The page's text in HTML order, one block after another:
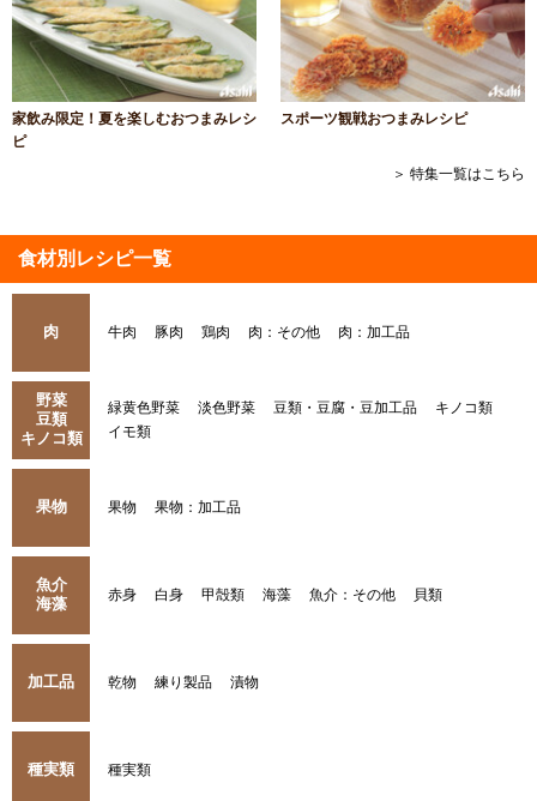
家飲み限定！夏を楽しむおつまみレシ
ピ
スポーツ観戦おつまみレシピ
＞ 特集一覧はこちら
食材別レシピ一覧
肉 牛肉 豚肉 鶏肉 肉：その他 肉：加工品
野菜
豆類
キノコ類
緑黄色野菜 淡色野菜 豆類・豆腐・豆加工品
キノコ類
イモ類
果物 果物 果物：加工品
魚介
海藻
赤身 白身 甲殻類 海藻 魚介：その他 貝類
加工品 乾物 練り製品 漬物
種実類 種実類